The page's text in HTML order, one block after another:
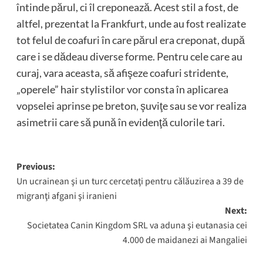
întinde părul, ci îl creponează. Acest stil a fost, de
altfel, prezentat la Frankfurt, unde au fost realizate
tot felul de coafuri în care părul era creponat, după
care i se dădeau diverse forme. Pentru cele care au
curaj, vara aceasta, să afişeze coafuri stridente,
„operele” hair stylistilor vor consta în aplicarea
vopselei aprinse pe breton, şuviţe sau se vor realiza
asimetrii care să pună în evidenţă culorile tari.
Post
navigation
Previous:
Un ucrainean şi un turc cercetaţi pentru călăuzirea a 39 de
migranţi afgani şi iranieni
Next:
Societatea Canin Kingdom SRL va aduna şi eutanasia cei
4.000 de maidanezi ai Mangaliei